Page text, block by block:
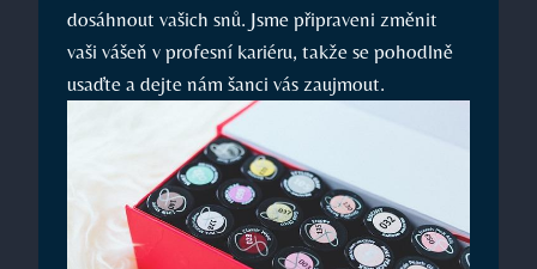
dosáhnout vašich snů. Jsme připraveni změnit
vaši vášeň v profesní kariéru, takže se pohodlně
usaďte a dejte nám šanci vás zaujmout.